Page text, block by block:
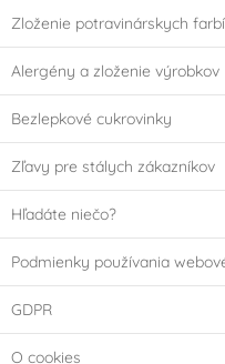
Zloženie potravinárskych
Alergény a zloženie výrobkov
Bezlepkové cukrovinky
Zľavy pre stálych zákazníkov
Hľadáte niečo?
Podmienky používania
GDPR
O cookies